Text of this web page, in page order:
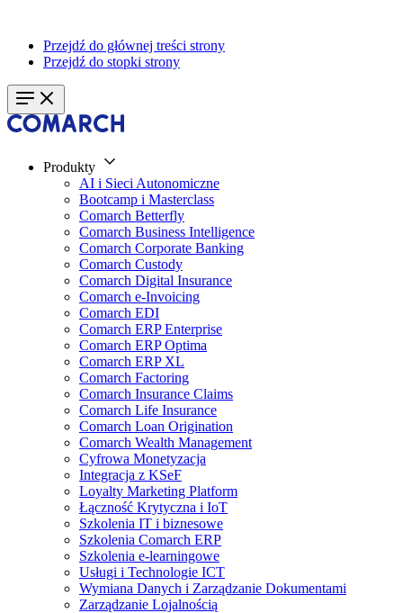
Przejdź do głównej treści strony
Przejdź do stopki strony
Produkty
AI i Sieci Autonomiczne
Bootcamp i Masterclass
Comarch Betterfly
Comarch Business Intelligence
Comarch Corporate Banking
Comarch Custody
Comarch Digital Insurance
Comarch e-Invoicing
Comarch EDI
Comarch ERP Enterprise
Comarch ERP Optima
Comarch ERP XL
Comarch Factoring
Comarch Insurance Claims
Comarch Life Insurance
Comarch Loan Origination
Comarch Wealth Management
Cyfrowa Monetyzacja
Integracja z KSeF
Loyalty Marketing Platform
Łączność Krytyczna i IoT
Szkolenia IT i biznesowe
Szkolenia Comarch ERP
Szkolenia e-learningowe
Usługi i Technologie ICT
Wymiana Danych i Zarządzanie Dokumentami
Zarządzanie Lojalnością